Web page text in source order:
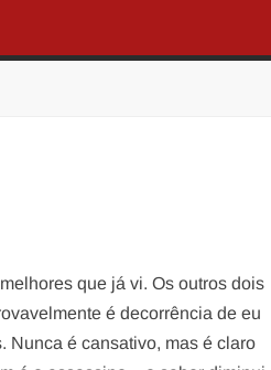
que já vi. Os outros dois
é decorrência de eu
Nunca é cansativo, mas é claro